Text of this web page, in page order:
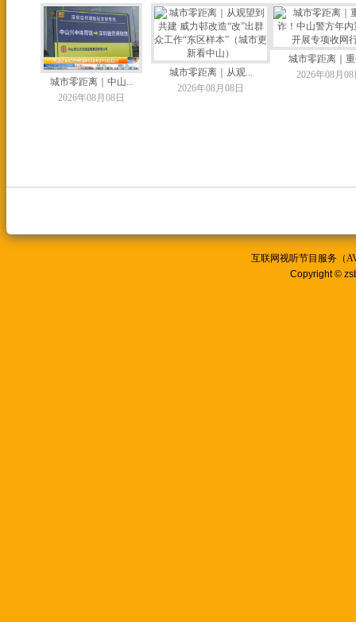
城市零距离｜中山...
2026年08月08日
城市零距离｜从观...
2026年08月08日
城市零距离｜
2026年08月08
互联网视听节目服务（
Copyright ©